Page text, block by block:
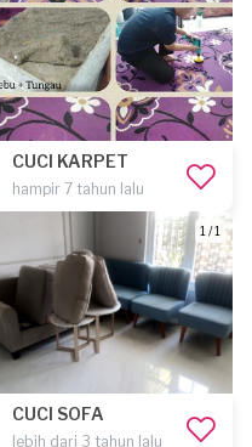
CUCI KARPET
hampir 7 tahun lalu
1 / 1
CUCI SOFA
lebih dari 3 tahun lalu